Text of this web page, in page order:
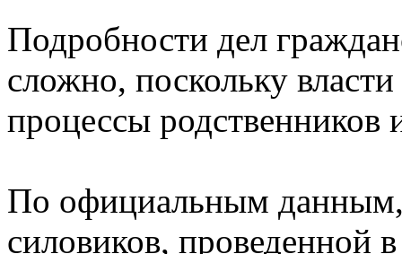
Подробности дел
сложно, поскольку
процессы родственников
По официальным данным,
силовиков, проведенной